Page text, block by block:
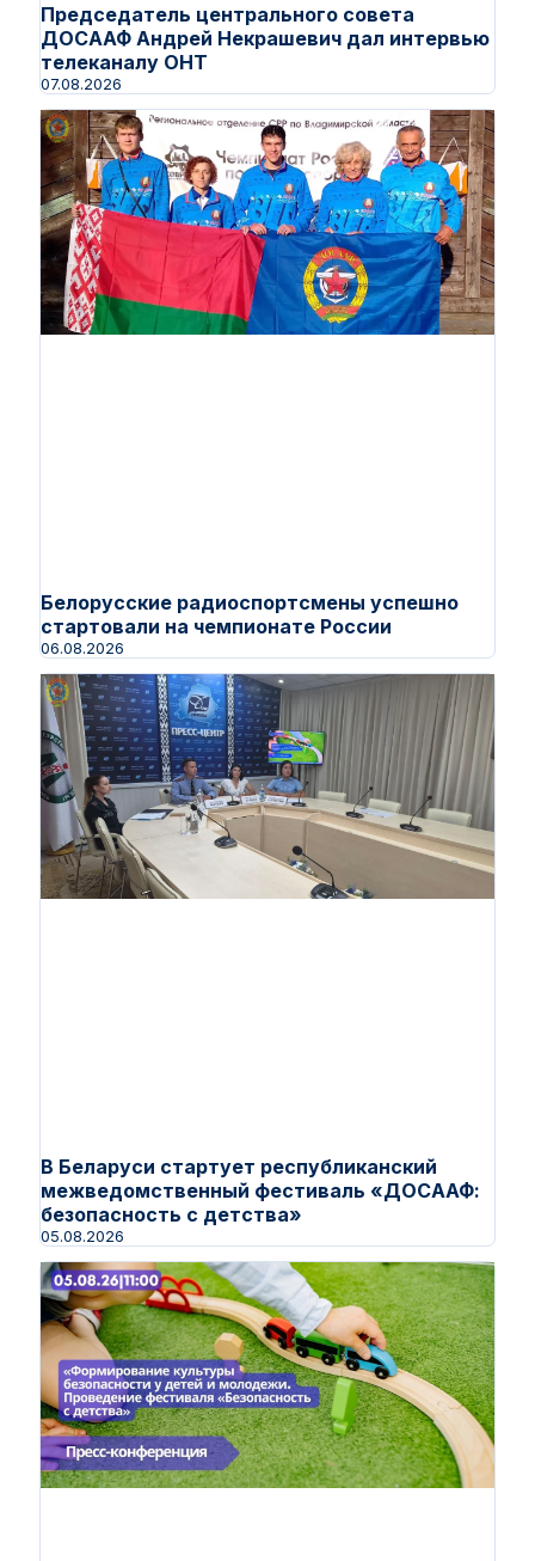
Председатель центрального совета
ДОСААФ Андрей Некрашевич дал интервью
телеканалу ОНТ
07.08.2026
Белорусские радиоспортсмены успешно
стартовали на чемпионате России
06.08.2026
В Беларуси стартует республиканский
межведомственный фестиваль «ДОСААФ:
безопасность с детства»
05.08.2026